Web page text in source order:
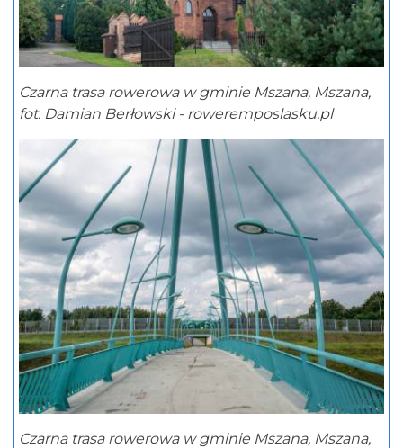
Czarna trasa rowerowa w gminie Mszana, Mszana,
fot. Damian Berłowski - roweremposlasku.pl
Czarna trasa rowerowa w gminie Mszana, Mszana,